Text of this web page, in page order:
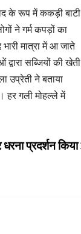
के रूप में ककड़ी बाटी
ने गर्म कपड़ों का
मात्रा में आ जाते
सब्जियों की खेती
उप्रेती ने बताया
हर गली मोहल्ले में
प्रदर्शन किया